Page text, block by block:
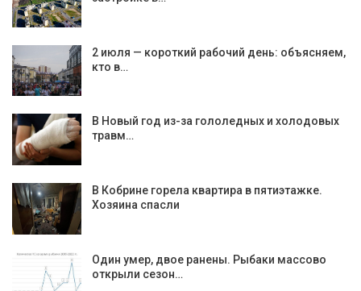
2 июля — короткий рабочий день: объясняем,
кто в…
В Новый год из-за гололедных и холодовых
травм…
В Кобрине горела квартира в пятиэтажке.
Хозяина спасли
Один умер, двое ранены. Рыбаки массово
открыли сезон…